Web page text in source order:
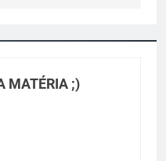
MATÉRIA ;)